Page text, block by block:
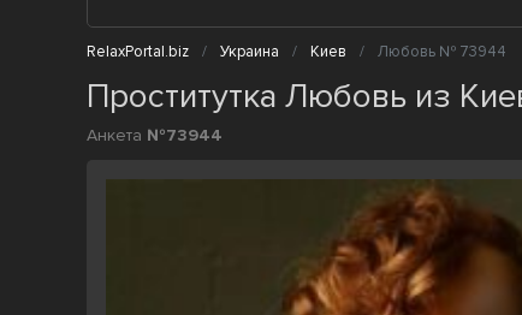
RelaxPortal.biz Украина Киев Любовь № 73944
Проститутка Любовь из
Анкета №73944